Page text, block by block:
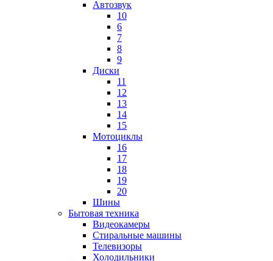
Автозвук
10
6
7
8
9
Диски
11
12
13
14
15
Мотоциклы
16
17
18
19
20
Шины
Бытовая техника
Видеокамеры
Стиральные машины
Телевизоры
Холодильники